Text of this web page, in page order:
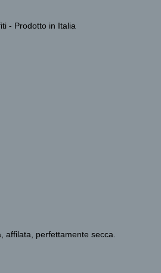
- Prodotto in Italia
affilata, perfettamente secca.